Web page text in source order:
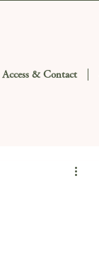
Access & Contact